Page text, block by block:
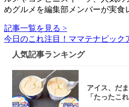
めグルメを編集部メンバーが実食
記事一覧を見る >
今日のこれ注目！ママテナピック
人気記事ランキング
アイス、だ
「たったこ